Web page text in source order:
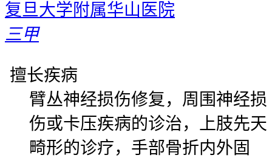
复旦大学附属华山医院
三甲
擅长疾病
臂丛神经损伤修复，周围神经损
伤或卡压疾病的诊治，上肢先天
畸形的诊疗，手部骨折内外固